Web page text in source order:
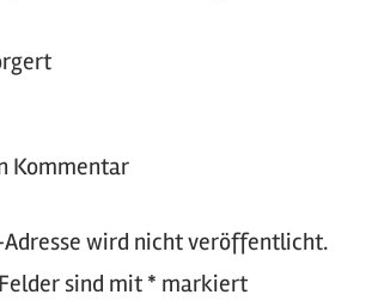
Kommentar
wird nicht veröffentlicht.
sind mit* markiert